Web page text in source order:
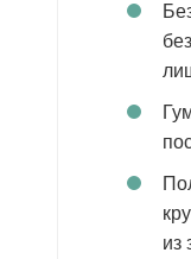
из